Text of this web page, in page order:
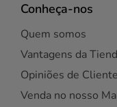
Conheça-nos
Quem somos
Vantagens da
Opiniões de
Venda no nosso